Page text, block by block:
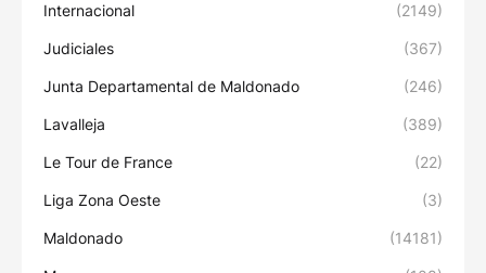
Internacional (2149)
Judiciales (367)
Junta Departamental de Maldonado (246)
Lavalleja (389)
Le Tour de France (22)
Liga Zona Oeste (3)
Maldonado (14181)